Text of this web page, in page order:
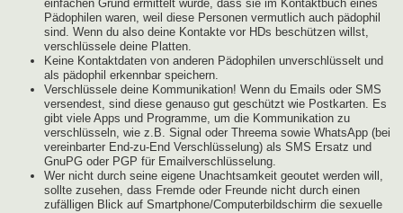
einfachen Grund ermittelt wurde, dass sie im Kontaktbuch eines
Pädophilen waren, weil diese Personen vermutlich auch pädophil
sind. Wenn du also deine Kontakte vor HDs beschützen willst,
verschlüssele deine Platten.
Keine Kontaktdaten von anderen Pädophilen unverschlüsselt und
als pädophil erkennbar speichern.
Verschlüssele deine Kommunikation! Wenn du Emails oder SMS
versendest, sind diese genauso gut geschützt wie Postkarten. Es
gibt viele Apps und Programme, um die Kommunikation zu
verschlüsseln, wie z.B. Signal oder Threema sowie WhatsApp (bei
vereinbarter End-zu-End Verschlüsselung) als SMS Ersatz und
GnuPG oder PGP für Emailverschlüsselung.
Wer nicht durch seine eigene Unachtsamkeit geoutet werden will,
sollte zusehen, dass Fremde oder Freunde nicht durch einen
zufälligen Blick auf Smartphone/Computerbildschirm die sexuelle